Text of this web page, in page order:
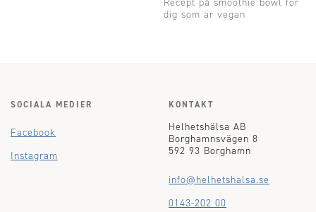
dig som är vegan
SOCIALA MEDIER
Facebook
Instagram
KONTAKT
Helhetshälsa AB
Borghamnsvägen 8
592 93 Borghamn
info@helhetshalsa.se
0143-202 00